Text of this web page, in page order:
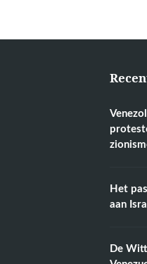
Het
aan
De